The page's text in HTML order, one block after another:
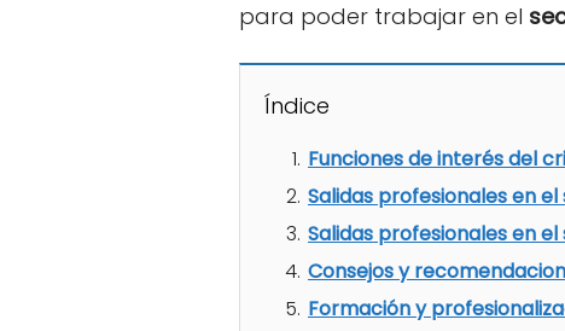
para poder trabajar en el
Índice
Funciones de interés del
Salidas profesionales en
Salidas profesionales en
Consejos y
Formación y